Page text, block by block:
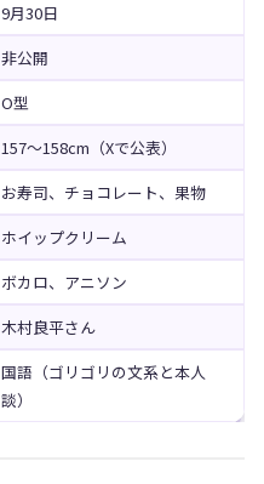
9月30日
非公開
O型
157〜158cm（Xで公表）
お寿司、チョコレート、果物
ホイップクリーム
ボカロ、アニソン
木村良平さん
国語（ゴリゴリの文系と本人
談）